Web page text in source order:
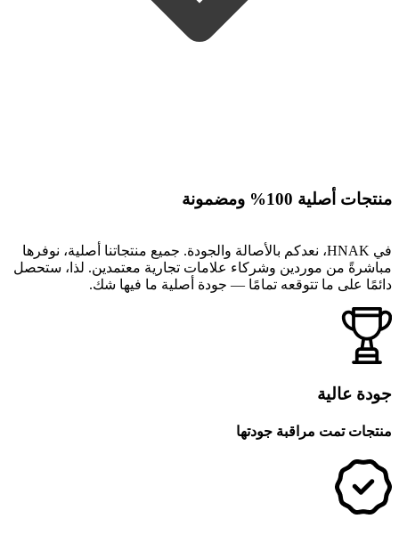
منتجات أصلية 100% ومضمونة
في HNAK، نعدكم بالأصالة والجودة. جميع منتجاتنا أصلية، نوفرها
مباشرةً من موردين وشركاء علامات تجارية معتمدين. لذا، ستحصل
دائمًا على ما تتوقعه تمامًا — جودة أصلية ما فيها شك.
جودة عالية
منتجات تمت مراقبة جودتها